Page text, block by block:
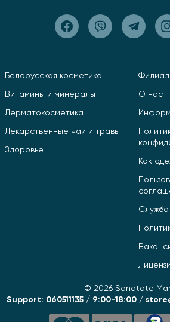
Белорусская косметика
Витамины и минералы
Дерматокосметика
Лекарственные чаи и травы
Здоровье
О нас
Как
Служба
© 2026 Sanatate
Support: 060511135 / 9:00-18:00 /